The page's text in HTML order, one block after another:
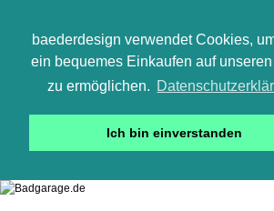
baederdesign verwendet Cookies,
ein bequemes Einkaufen auf
zu ermöglichen.
Ich bin einverstanden